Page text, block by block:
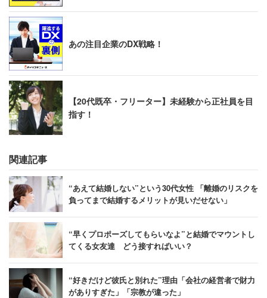
あの注目企業のDX戦略！
【20代既卒・フリーター】未経験から正社員を目
指す！
関連記事
“あえて結婚しない”という30代女性 「離婚のリスクを
負ってまで結婚するメリットが見いだせない」
“早くプロポーズしてもらいなよ”と結婚でマウントし
てくる女友達 どう接すればいい？
“好きだけど彼氏と別れた”理由「会社の経営者で財力
がありすぎた」「宗教が違った」